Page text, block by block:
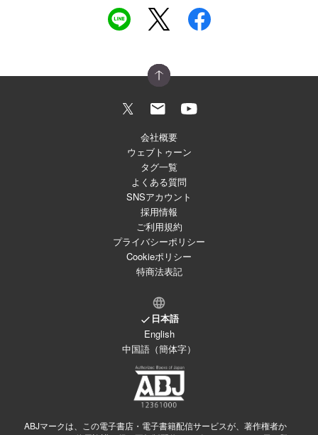
会社概要
ウェブトゥーン
タグ一覧
よくある質問
SNSアカウント
採用情報
ご利用規約
プライバシーポリシー
Cookieポリシー
特商法表記
日本語
English
中国語（簡体字）
ABJマークは、この電子書店・電子書籍配信サービスが、著作権者か